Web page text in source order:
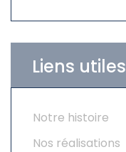
Liens utiles
Notre histoire
Nos réalisations